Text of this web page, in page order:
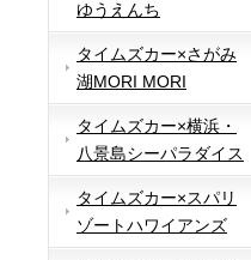
ゆうえんち
タイムズカー×さがみ
湖MORI MORI
タイムズカー×横浜・
八景島シーパラダイス
タイムズカー×スパリ
ゾートハワイアンズ